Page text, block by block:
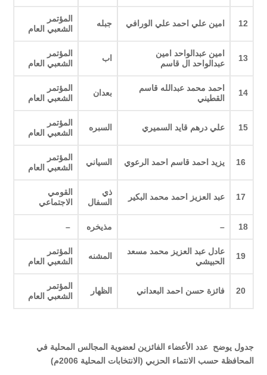
12 امين علي احمد علي الورافي جبله
المؤتمر
الشعبي العام
13
امين عبدالواحد امين
عبدالواحد ال قاسم
اب
المؤتمر
الشعبي العام
14
احمد محمد عبدالله قاسم
القطيني
بعدان
المؤتمر
الشعبي العام
15 علي درهم قايد السميري السبره
المؤتمر
الشعبي العام
16 يزيد احمد قاسم احمد الرعوي السياني
المؤتمر
الشعبي العام
17 عبد العزيز احمد محمد البكير
ذي
السفال
القومي
الاجتماعي
18
– مذيخره –
19
عادل عبد العزيز محمد مسعد
الحبيشي
المشنه
المؤتمر
الشعبي العام
20 فائزة حسن احمد البعداني الظهار
المؤتمر
الشعبي العام
جدول يوضح عدد الأعضاء الفائزين لعضوية المجالس المحلية في
المحافظة حسب الانتماء الحزبي (الانتخابات المحلية 2006م)